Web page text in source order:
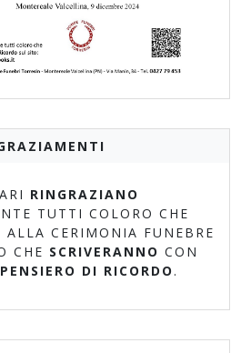
RINGRAZIANO
TUTTI COLORO CHE
ALLA CERIMONIA FUNEBRE
CHE SCRIVERANNO CON
PENSIERO DI RICORDO .